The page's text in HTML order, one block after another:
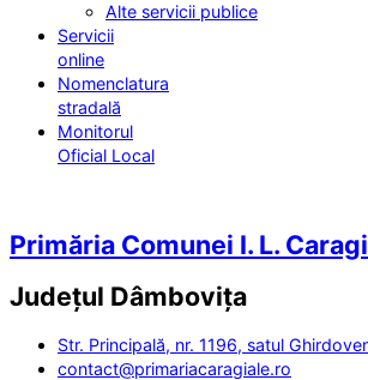
Alte servicii publice
Servicii
online
Nomenclatura
stradală
Monitorul
Oficial Local
Primăria Comunei I. L.
Județul Dâmbovița
Str. Principală, nr. 1196, satul
contact@primariacaragiale.ro